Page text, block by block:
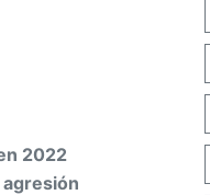
2022
agresión